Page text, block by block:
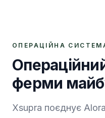
ОПЕРАЦІЙНА
ферми
Xsupra поєднує